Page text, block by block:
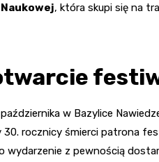
, która skupi się na
w Bazylice
rocznicy śmierci patrona
wydarzenie z pewnością